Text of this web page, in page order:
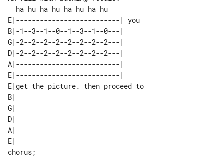
E|--------------------------| you
B|-1--3--1--0--1--3--1--0---|
G|-2--2--2--2--2--2--2--2---|
D|-2--2--2--2--2--2--2--2---|
A|--------------------------|
E|--------------------------|
E|get the picture. then proceed to
B|
G|
D|
A|
E|
chorus;